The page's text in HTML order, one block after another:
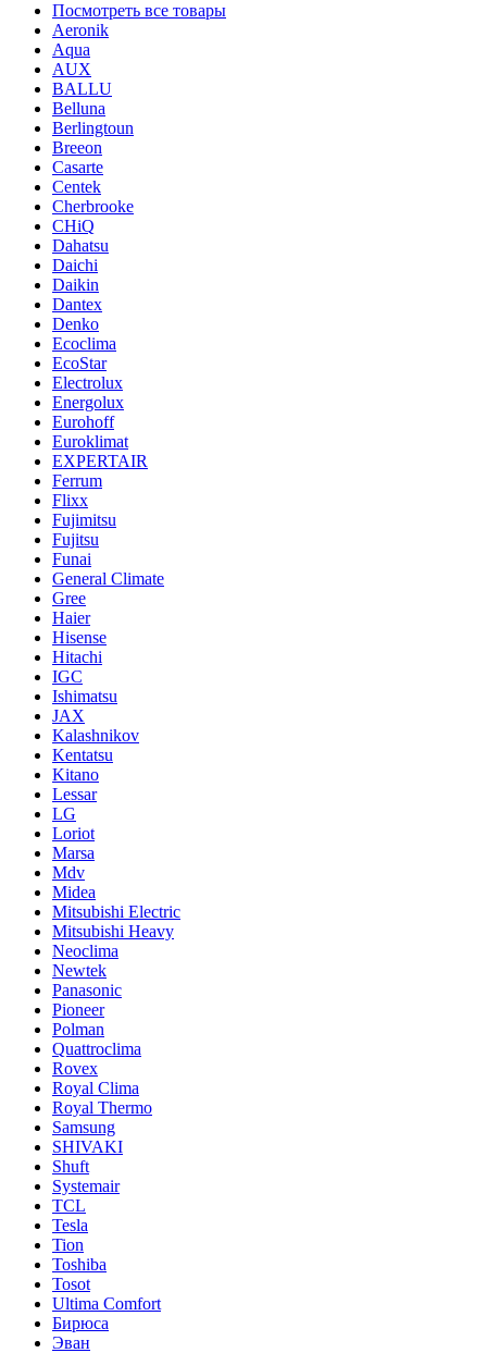
Посмотреть все товары
Aeronik
Aqua
AUX
BALLU
Belluna
Berlingtoun
Breeon
Casarte
Centek
Cherbrooke
CHiQ
Dahatsu
Daichi
Daikin
Dantex
Denko
Ecoclima
EcoStar
Electrolux
Energolux
Eurohoff
Euroklimat
EXPERTAIR
Ferrum
Flixx
Fujimitsu
Fujitsu
Funai
General Climate
Gree
Haier
Hisense
Hitachi
IGC
Ishimatsu
JAX
Kalashnikov
Kentatsu
Kitano
Lessar
LG
Loriot
Marsa
Mdv
Midea
Mitsubishi Electric
Mitsubishi Heavy
Neoclima
Newtek
Panasonic
Pioneer
Polman
Quattroclima
Rovex
Royal Clima
Royal Thermo
Samsung
SHIVAKI
Shuft
Systemair
TCL
Tesla
Tion
Toshiba
Tosot
Ultima Comfort
Бирюса
Эван